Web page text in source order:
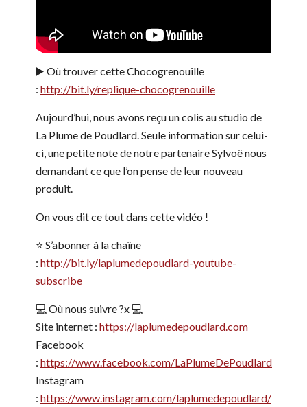
▶️ Où trouver cette Chocogrenouille
: http://bit.ly/replique-chocogrenouille
Aujourd’hui, nous avons reçu un colis au studio de
La Plume de Poudlard. Seule information sur celui-
ci, une petite note de notre partenaire Sylvoë nous
demandant ce que l’on pense de leur nouveau
produit.
On vous dit ce tout dans cette vidéo !
⭐️ S’abonner à la chaîne
: http://bit.ly/laplumedepoudlard-youtube-
subscribe
💻 Où nous suivre ?x 💻
Site internet : https://laplumedepoudlard.com
Facebook
: https://www.facebook.com/LaPlumeDePoudlard
Instagram
: https://www.instagram.com/laplumedepoudlard/